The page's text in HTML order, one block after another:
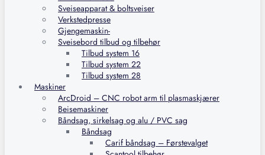
Sveiseapparat & boltsveiser
Verkstedpresse
Gjengemaskin-
Sveisebord tilbud og tilbehør
Tilbud system 16
Tilbud system 22
Tilbud system 28
Maskiner
ArcDroid – CNC robot arm til plasmaskjærer
Beisemaskiner
Båndsag, sirkelsag og alu / PVC sag
Båndsag
Carif båndsag – Førstevalget